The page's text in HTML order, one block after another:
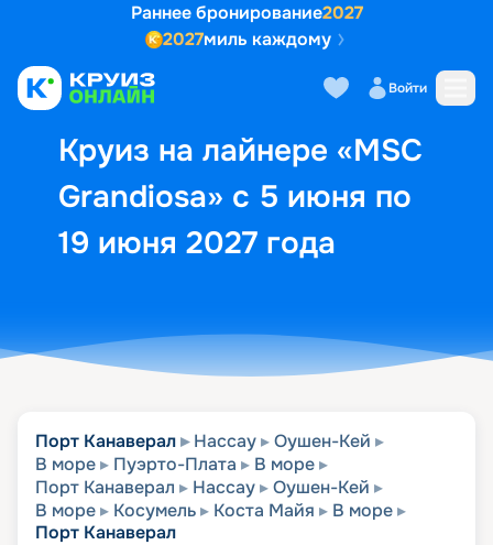
Раннее бронирование2027
2027миль каждому
Войти
Круиз на лайнере «MSC
Grandiosa» с 5 июня по
19 июня 2027 года
Выбор кают Маршрут и
Порт Канаверал Нассау
Оушен-Кей
В море
Пуэрто-Плата
В море
Порт Канаверал
Нассау
Оушен-Кей
В море
Косумель Коста Майя
В море
Порт Канаверал